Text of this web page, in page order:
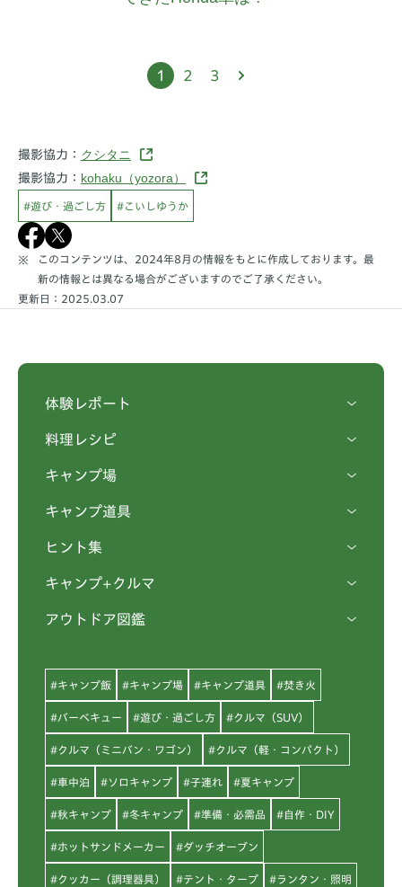
1 2 3
撮影協力： クシタニ
撮影協力： kohaku（yozora）
#遊び・過ごし方 #こいしゆうか
このコンテンツは、2024年8月の情報をもとに作成しております。最
新の情報とは異なる場合がございますのでご了承ください。
更新日：2025.03.07
体験レポート
料理レシピ
キャンプ場
キャンプ道具
ヒント集
キャンプ+クルマ
アウトドア図鑑
#キャンプ飯 #キャンプ場 #キャンプ道具 #焚き火
#バーベキュー #遊び・過ごし方 #クルマ（SUV）
#クルマ（ミニバン・ワゴン） #クルマ（軽・コンパクト）
#車中泊 #ソロキャンプ #子連れ #夏キャンプ
#秋キャンプ #冬キャンプ #準備・必需品 #自作・DIY
#ホットサンドメーカー #ダッチオーブン
#クッカー（調理器具） #テント・タープ #ランタン・照明